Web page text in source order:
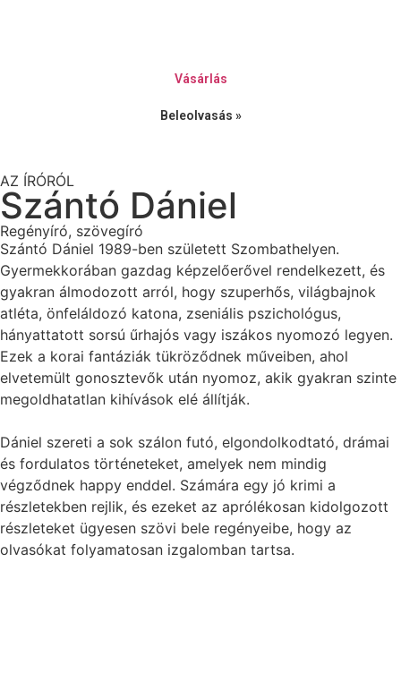
Vásárlás
Beleolvasás »
AZ ÍRÓRÓL
Szántó Dániel
Regényíró, szövegíró
Szántó Dániel 1989-ben született Szombathelyen.
Gyermekkorában gazdag képzelőerővel rendelkezett, és
gyakran álmodozott arról, hogy szuperhős, világbajnok
atléta, önfeláldozó katona, zseniális pszichológus,
hányattatott sorsú űrhajós vagy iszákos nyomozó legyen.
Ezek a korai fantáziák tükröződnek műveiben, ahol
elvetemült gonosztevők után nyomoz, akik gyakran szinte
megoldhatatlan kihívások elé állítják.
Dániel szereti a sok szálon futó, elgondolkodtató, drámai
és fordulatos történeteket, amelyek nem mindig
végződnek happy enddel. Számára egy jó krimi a
részletekben rejlik, és ezeket az aprólékosan kidolgozott
részleteket ügyesen szövi bele regényeibe, hogy az
olvasókat folyamatosan izgalomban tartsa.